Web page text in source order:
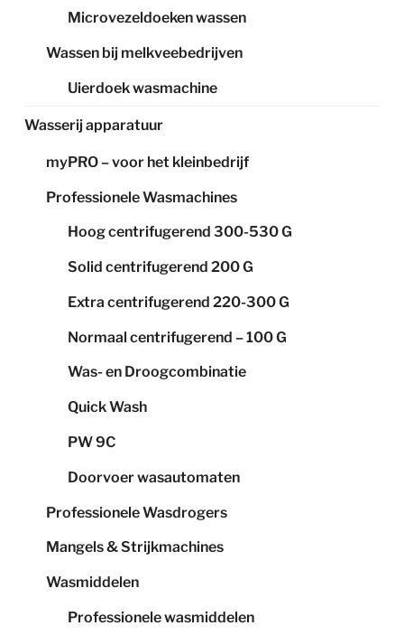
Microvezeldoeken wassen
Wassen bij melkveebedrijven
Uierdoek wasmachine
Wasserij apparatuur
myPRO – voor het kleinbedrijf
Professionele Wasmachines
Hoog centrifugerend 300-530 G
Solid centrifugerend 200 G
Extra centrifugerend 220-300 G
Normaal centrifugerend – 100 G
Was- en Droogcombinatie
Quick Wash
PW 9C
Doorvoer wasautomaten
Professionele Wasdrogers
Mangels & Strijkmachines
Wasmiddelen
Professionele wasmiddelen